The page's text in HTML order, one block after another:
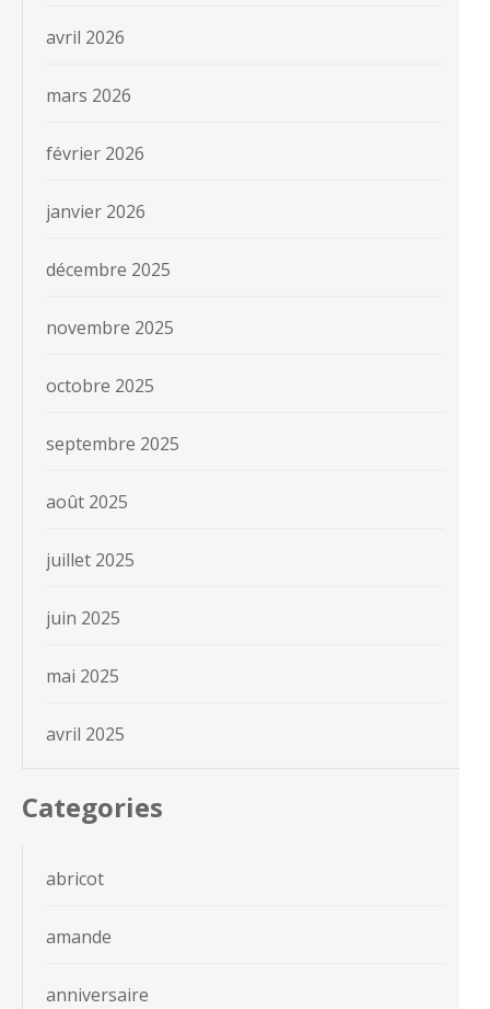
avril 2026
mars 2026
février 2026
janvier 2026
décembre 2025
novembre 2025
octobre 2025
septembre 2025
août 2025
juillet 2025
juin 2025
mai 2025
avril 2025
Categories
abricot
amande
anniversaire